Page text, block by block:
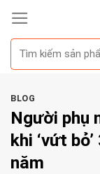
Skip
content
BLOG
Người phụ
khi ‘vứt
năm